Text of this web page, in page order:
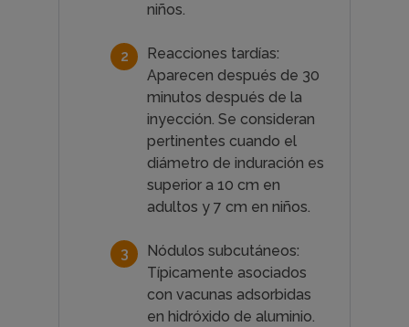
niños.
Reacciones tardías:
Aparecen después de 30
minutos después de la
inyección. Se consideran
pertinentes cuando el
diámetro de induración es
superior a 10 cm en
adultos y 7 cm en niños.
Nódulos subcutáneos:
Típicamente asociados
con vacunas adsorbidas
en hidróxido de aluminio.